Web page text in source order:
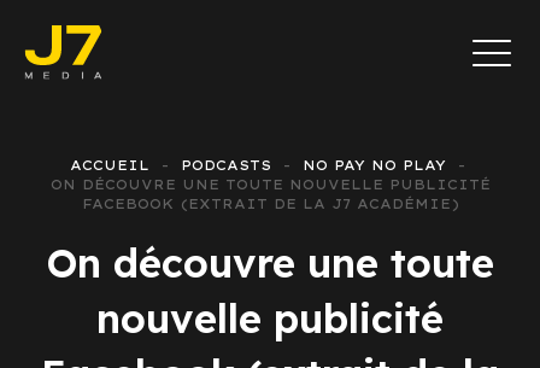
ACCUEIL PODCASTS
NO PAY NO PLAY
ON DÉCOUVRE UNE TOUTE NOUVELLE PUBLICITÉ
FACEBOOK (EXTRAIT DE LA J7 ACADÉMIE)
On découvre une toute
nouvelle publicité